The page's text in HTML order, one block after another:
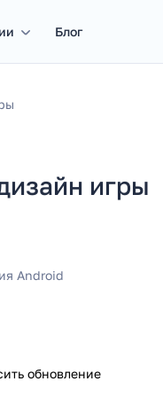
Блог
игры
Android
обновление